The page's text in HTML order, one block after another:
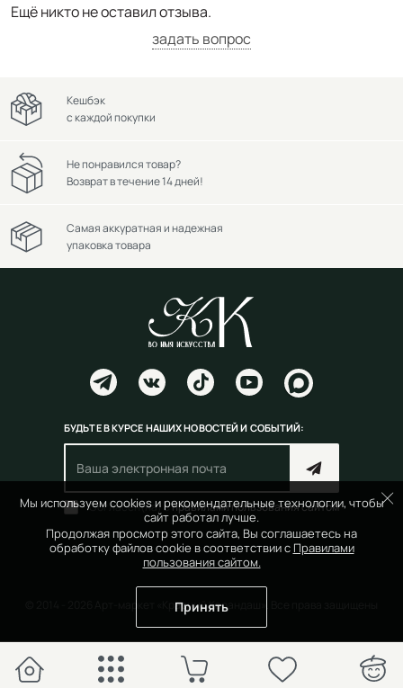
Ещё никто не оставил отзыва.
задать вопрос
Мы используем cookies и рекомендательные технологии, чтобы
сайт работал лучше.
Продолжая просмотр этого сайта, Вы соглашаетесь на
обработку файлов cookie в соответствии с Правилами
пользования сайтом.
Принять
Кешбэк
с каждой покупки
Не понравился товар?
Возврат в течение 14 дней!
Самая аккуратная и надежная
упаковка товара
БУДЬТЕ В КУРСЕ НАШИХ НОВОСТЕЙ И СОБЫТИЙ:
Согласен(на) справилами пользования сайтом
© 2014 - 2026 Арт-маркет «Красный Карандаш». Все права защищены